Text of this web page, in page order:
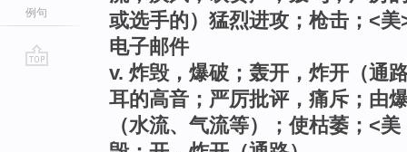
例句
或选手的）猛烈进攻；枪击；<
电子邮件
v. 炸毁，爆破；轰开，炸开（
耳的高音；严厉批评，痛斥；由
（水流、气流等）；使枯萎；<